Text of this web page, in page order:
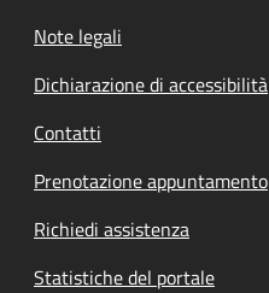
Note legali
Dichiarazione di accessibilità
Contatti
Prenotazione appuntamento
Richiedi assistenza
Statistiche del portale